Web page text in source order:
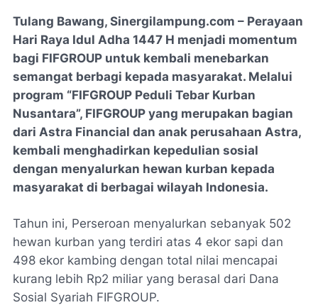
Tulang Bawang, Sinergilampung.com – Perayaan
Hari Raya Idul Adha 1447 H menjadi momentum
bagi FIFGROUP untuk kembali menebarkan
semangat berbagi kepada masyarakat. Melalui
program “FIFGROUP Peduli Tebar Kurban
Nusantara”, FIFGROUP yang merupakan bagian
dari Astra Financial dan anak perusahaan Astra,
kembali menghadirkan kepedulian sosial
dengan menyalurkan hewan kurban kepada
masyarakat di berbagai wilayah Indonesia.
Tahun ini, Perseroan menyalurkan sebanyak 502
hewan kurban yang terdiri atas 4 ekor sapi dan
498 ekor kambing dengan total nilai mencapai
kurang lebih Rp2 miliar yang berasal dari Dana
Sosial Syariah FIFGROUP.